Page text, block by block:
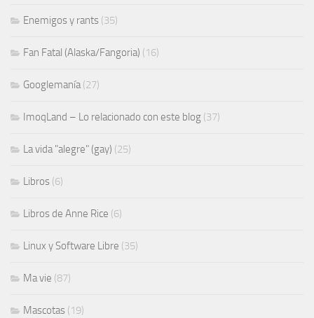
Enemigos y rants (35)
Fan Fatal (Alaska/Fangoria) (16)
Googlemanía(27)
ImoqLand – Lo relacionado con este blog (37)
La vida "alegre" (gay) (25)
Libros (6)
Libros de Anne Rice (6)
Linux y Software Libre (35)
Ma vie (87)
Mascotas (19)